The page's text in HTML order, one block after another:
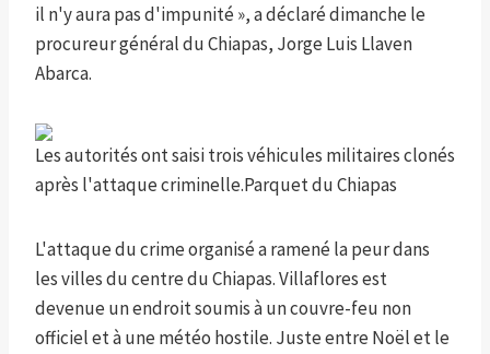
il n'y aura pas d'impunité », a déclaré dimanche le
procureur général du Chiapas, Jorge Luis Llaven
Abarca.
Les autorités ont saisi trois véhicules militaires clonés
après l'attaque criminelle.Parquet du Chiapas
L'attaque du crime organisé a ramené la peur dans
les villes du centre du Chiapas. Villaflores est
devenue un endroit soumis à un couvre-feu non
officiel et à une météo hostile. Juste entre Noël et le